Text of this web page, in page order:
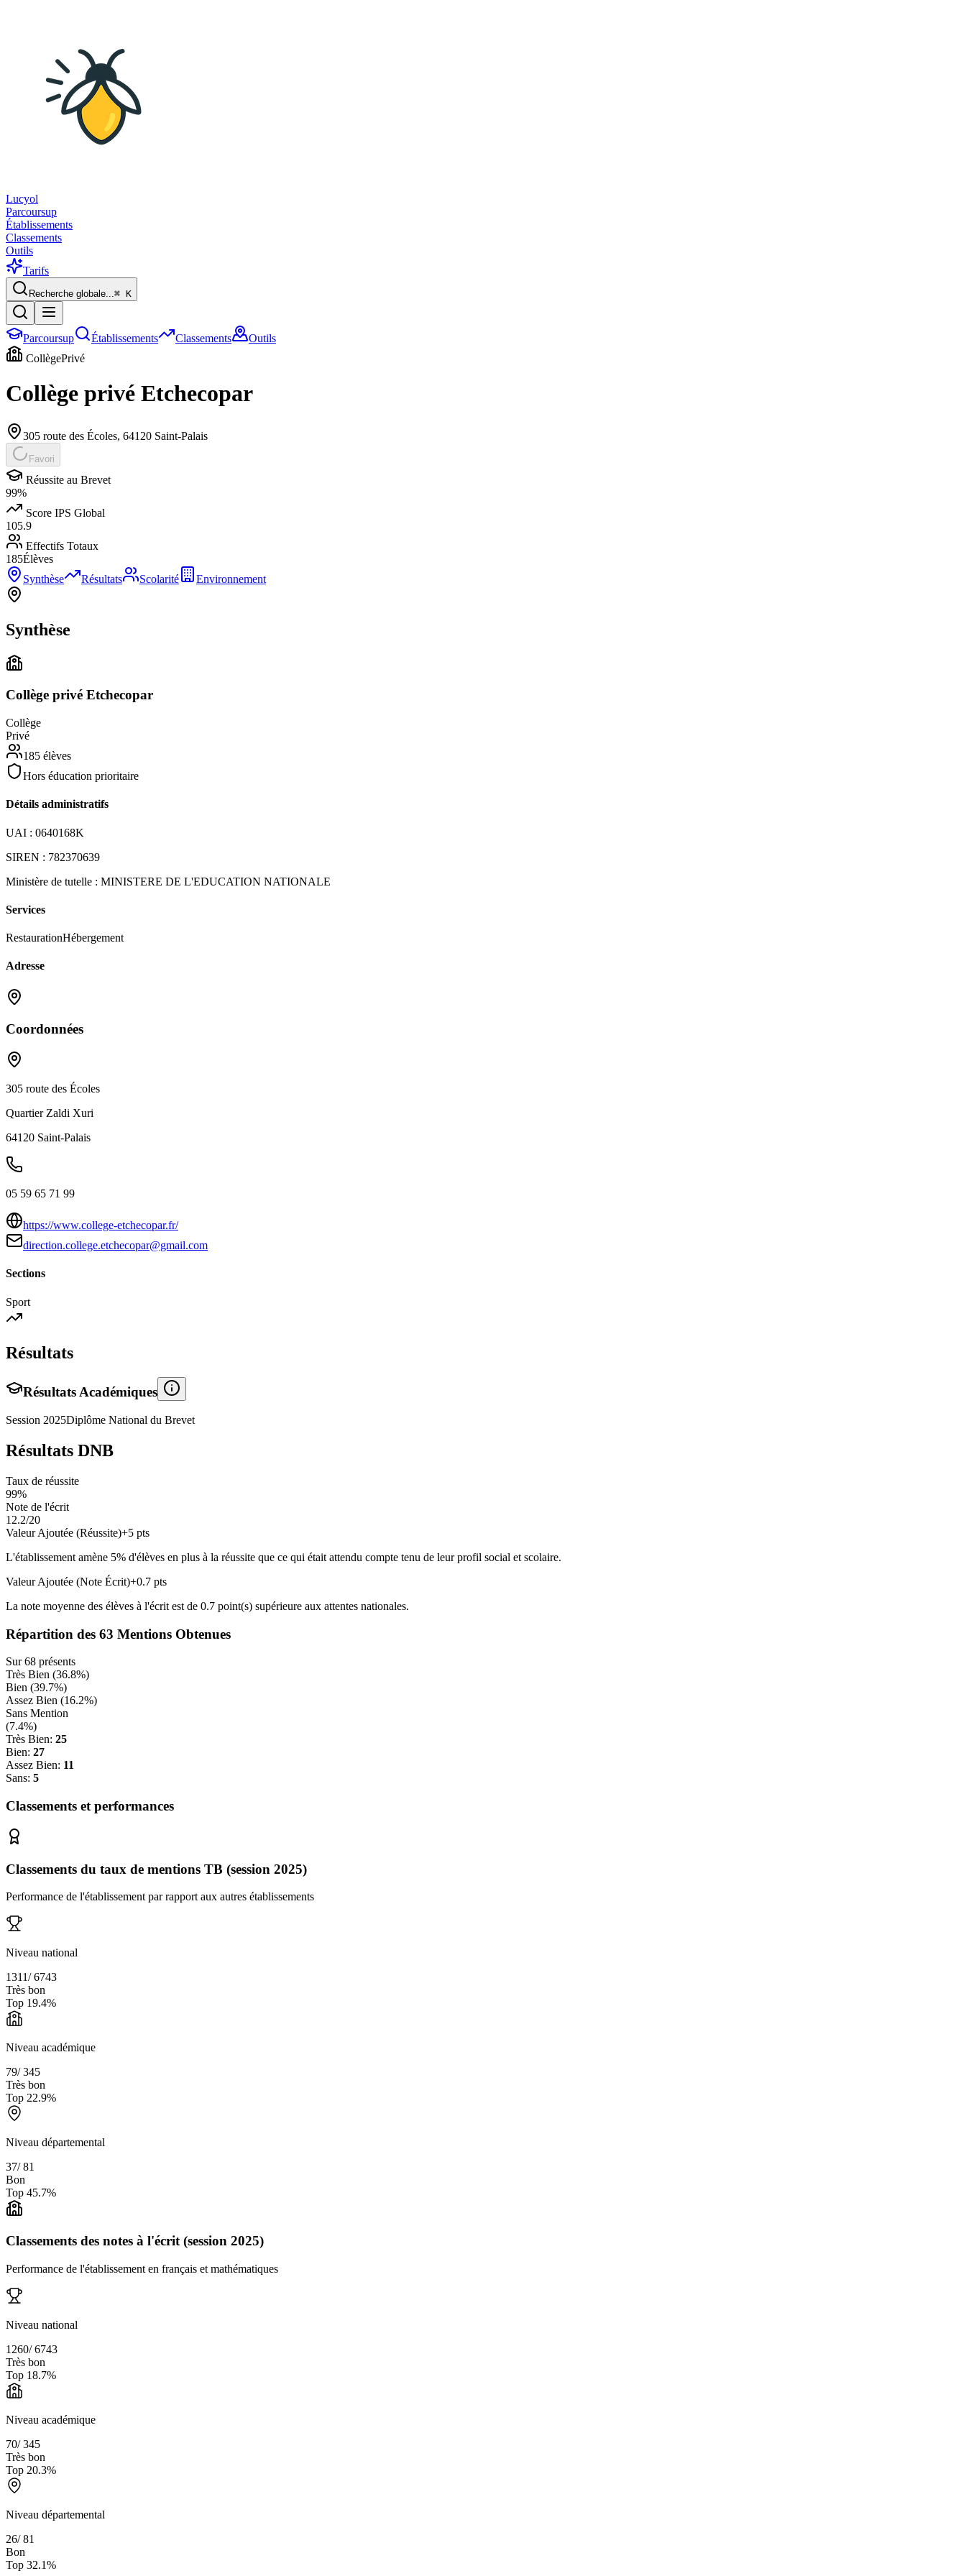
Lucyol
Parcoursup
Établissements
Classements
Outils
Tarifs
Recherche globale...⌘ K
Parcoursup Établissements Classements
Outils
CollègePrivé
Collège privé Etchecopar
305 route des Écoles, 64120 Saint-Palais
Favori
Réussite au Brevet
99%
Score IPS Global
105.9
Effectifs Totaux
185Élèves
Synthèse
Résultats Scolarité Environnement
Synthèse
Collège privé Etchecopar
Collège
Privé
185 élèves
Hors éducation prioritaire
Détails administratifs
UAI : 0640168K
SIREN : 782370639
Ministère de tutelle : MINISTERE DE L'EDUCATION NATIONALE
Services
RestaurationHébergement
Adresse
Coordonnées
305 route des Écoles
Quartier Zaldi Xuri
64120 Saint-Palais
05 59 65 71 99
https://www.college-etchecopar.fr/
direction.college.etchecopar@gmail.com
Sections
Sport
Résultats
Résultats Académiques
Session 2025Diplôme National du Brevet
Résultats DNB
Taux de réussite
99%
Note de l'écrit
12.2/20
Valeur Ajoutée (Réussite)+5 pts
L'établissement amène 5% d'élèves en plus à la réussite que ce qui était attendu compte tenu de leur profil social et scolaire.
Valeur Ajoutée (Note Écrit)+0.7 pts
La note moyenne des élèves à l'écrit est de 0.7 point(s) supérieure aux attentes nationales.
Répartition des 63 Mentions Obtenues
Sur68 présents
Très Bien (36.8%)
Bien (39.7%)
Assez Bien (16.2%)
Sans Mention
(7.4%)
Très Bien: 25
Bien: 27
Assez Bien: 11
Sans: 5
Classements et performances
Classements du taux de mentions TB (session 2025)
Performance de l'établissement par rapport aux autres établissements
Niveau national
1311/6743
Très bon
Top 19.4%
Niveau académique
79/345
Très bon
Top 22.9%
Niveau départemental
37/81
Bon
Top 45.7%
Classements des notes à l'écrit (session 2025)
Performance de l'établissement en français et mathématiques
Niveau national
1260/6743
Très bon
Top 18.7%
Niveau académique
70/345
Très bon
Top 20.3%
Niveau départemental
26/81
Bon
Top 32.1%